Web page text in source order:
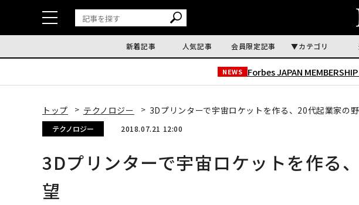
新着記事 人気記事 会員限定記事 カテゴリ
NEWS Forbes JAPAN
トップ テクノロジー 3Dプリンターで宇宙ロケットを作る、20代起業家の
テクノロジー 2018.07.21 12:00
3Dプリンターで宇宙ロケットを作る
望